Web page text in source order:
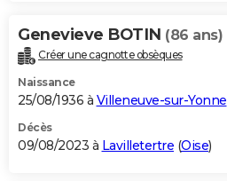
Genevieve BOTIN (86 ans)
Créer une cagnotte obsèques
Naissance
25/08/1936 à Villeneuve-sur-Yonne
Décès
09/08/2023 à Lavilletertre (Oise)